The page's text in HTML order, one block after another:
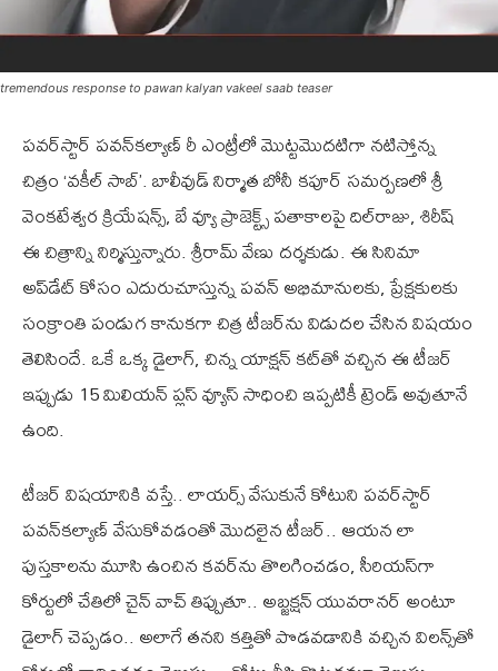
tremendous response to pawan kalyan vakeel saab teaser
ప‌వ‌ర్‌స్టార్ ప‌వ‌న్‌కల్యాణ్ రీ ఎంట్రీలో మొట్టమొదటిగా న‌టిస్తోన్న
చిత్రం ‘వ‌కీల్ సాబ్‌’. బాలీవుడ్ నిర్మాత బోనీ క‌పూర్ స‌మ‌ర్ప‌ణ‌లో శ్రీ
వెంక‌టేశ్వ‌ర క్రియేష‌న్స్‌, బే వ్యూ ప్రాజెక్ట్స్ ప‌తాకాల‌పై దిల్‌రాజు, శిరీష్
ఈ చిత్రాన్ని నిర్మిస్తున్నారు. శ్రీరామ్ వేణు ద‌ర్శ‌కుడు. ఈ సినిమా
అప్‌డేట్ కోసం ఎదురుచూస్తున్న పవన్ అభిమానులకు, ప్రేక్షకులకు
సంక్రాంతి పండుగ కానుకగా చిత్ర టీజ‌ర్‌ను విడుద‌ల చేసిన విషయం
తెలిసిందే. ఒకే ఒక్క డైలాగ్, చిన్న యాక్షన్ కట్‌తో వచ్చిన ఈ టీజర్
ఇప్పుడు 15 మిలియన్ ప్లస్ వ్యూస్ సాధించి ఇప్పటికీ ట్రెండ్ అవుతూనే
ఉంది.
టీజర్ విషయానికి వస్తే.. లాయర్స్ వేసుకునే కోటుని పవర్‌స్టార్
ప‌వ‌న్‌క‌ల్యాణ్ వేసుకోవ‌డంతో మొద‌లైన టీజ‌ర్‌.. ఆయ‌న లా
పుస్త‌కాల‌ను మూసి ఉంచిన క‌వ‌ర్‌ను తొల‌గించ‌డం, సీరియ‌స్‌గా
కోర్టులో చేతిలో చైన్ వాచ్ తిప్పుతూ.. అబ్జ‌క్ష‌న్ యువ‌రాన‌ర్ అంటూ
డైలాగ్ చెప్ప‌డం.. అలాగే త‌నని క‌త్తితో పొడ‌వ‌డానికి వ‌చ్చిన విల‌న్స్‌తో